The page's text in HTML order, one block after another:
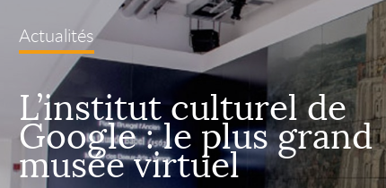
Actualités
L’institut culturel de
Google : le plus grand
musée virtuel